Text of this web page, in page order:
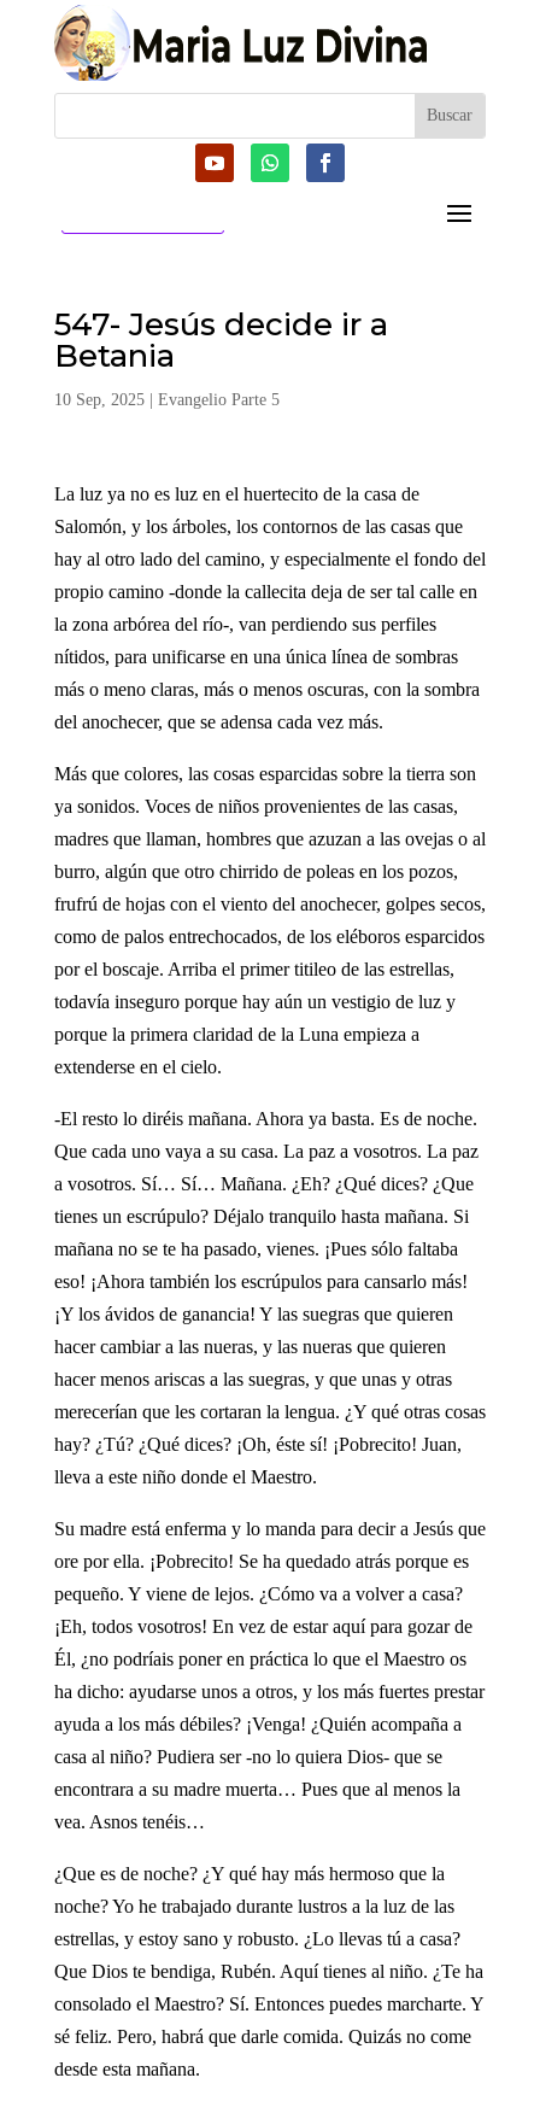
547- Jesús decide ir a
Betania
10 Sep, 2025| Evangelio Parte 5
La luz ya no es luz en el huertecito de la casa de
Salomón, y los árboles, los contornos de las casas que
hay al otro lado del camino, y especialmente el fondo del
propio camino -donde la callecita deja de ser tal calle en
la zona arbórea del río-, van perdiendo sus perfiles
nítidos, para unificarse en una única línea de sombras
más o meno claras, más o menos oscuras, con la sombra
del anochecer, que se adensa cada vez más.
Más que colores, las cosas esparcidas sobre la tierra son
ya sonidos. Voces de niños provenientes de las casas,
madres que llaman, hombres que azuzan a las ovejas o al
burro, algún que otro chirrido de poleas en los pozos,
frufrú de hojas con el viento del anochecer, golpes secos,
como de palos entrechocados, de los eléboros esparcidos
por el boscaje. Arriba el primer titileo de las estrellas,
todavía inseguro porque hay aún un vestigio de luz y
porque la primera claridad de la Luna empieza a
extenderse en el cielo.
-El resto lo diréis mañana. Ahora ya basta. Es de noche.
Que cada uno vaya a su casa. La paz a vosotros. La paz
a vosotros. Sí… Sí… Mañana. ¿Eh? ¿Qué dices? ¿Que
tienes un escrúpulo? Déjalo tranquilo hasta mañana. Si
mañana no se te ha pasado, vienes. ¡Pues sólo faltaba
eso! ¡Ahora también los escrúpulos para cansarlo más!
¡Y los ávidos de ganancia! Y las suegras que quieren
hacer cambiar a las nueras, y las nueras que quieren
hacer menos ariscas a las suegras, y que unas y otras
merecerían que les cortaran la lengua. ¿Y qué otras cosas
hay? ¿Tú? ¿Qué dices? ¡Oh, éste sí! ¡Pobrecito! Juan,
lleva a este niño donde el Maestro.
Su madre está enferma y lo manda para decir a Jesús que
ore por ella. ¡Pobrecito! Se ha quedado atrás porque es
pequeño. Y viene de lejos. ¿Cómo va a volver a casa?
¡Eh, todos vosotros! En vez de estar aquí para gozar de
Él, ¿no podríais poner en práctica lo que el Maestro os
ha dicho: ayudarse unos a otros, y los más fuertes prestar
ayuda a los más débiles? ¡Venga! ¿Quién acompaña a
casa al niño? Pudiera ser -no lo quiera Dios- que se
encontrara a su madre muerta… Pues que al menos la
vea. Asnos tenéis…
¿Que es de noche? ¿Y qué hay más hermoso que la
noche? Yo he trabajado durante lustros a la luz de las
estrellas, y estoy sano y robusto. ¿Lo llevas tú a casa?
Que Dios te bendiga, Rubén. Aquí tienes al niño. ¿Te ha
consolado el Maestro? Sí. Entonces puedes marcharte. Y
sé feliz. Pero, habrá que darle comida. Quizás no come
desde esta mañana.